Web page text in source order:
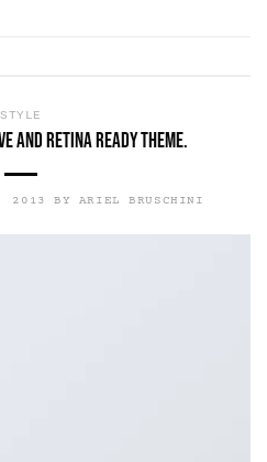
STYLE
and Retina ready theme.
2013 BY ARIEL BRUSCHINI